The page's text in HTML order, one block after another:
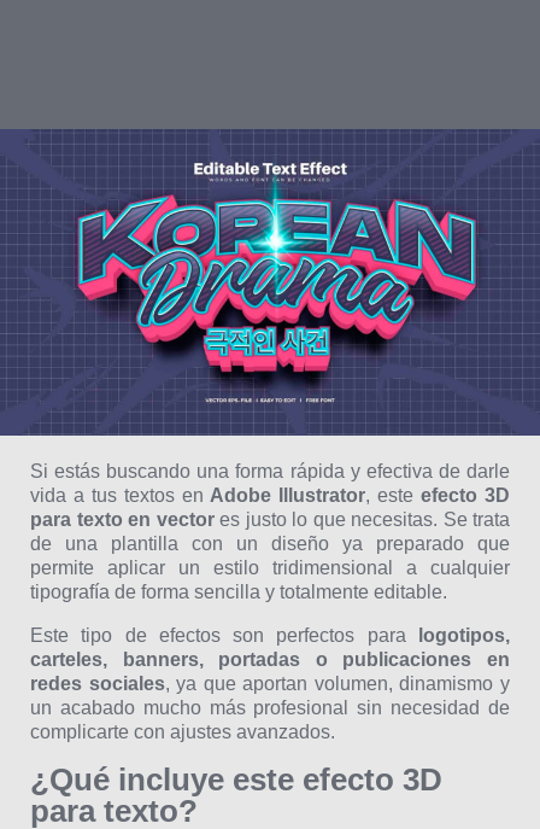
Si estás buscando una forma rápida y efectiva de darle
vida a tus textos en Adobe Illustrator, esteefecto 3D
para texto en vectores justo lo que necesitas. Se trata
de una plantilla con un diseño ya preparado que
permite aplicar un estilo tridimensional a cualquier
tipografía de forma sencilla y totalmente editable.
Este tipo de efectos son perfectos para
logotipos,
carteles, banners, portadas o publicaciones en
redes sociales, ya que aportan volumen, dinamismo y
un acabado mucho más profesional sin necesidad de
complicarte con ajustes avanzados.
¿Qué incluye este efecto 3D
para texto?